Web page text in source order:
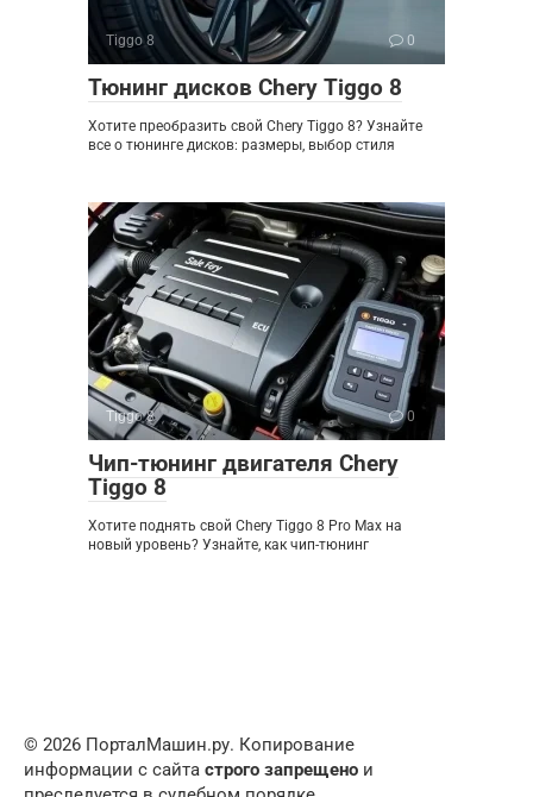
Tiggo 8 0
Тюнинг дисков Chery Tiggo 8
Хотите преобразить свой Chery Tiggo 8? Узнайте
все о тюнинге дисков: размеры, выбор стиля
Tiggo 8 0
Чип-тюнинг двигателя Chery
Tiggo 8
Хотите поднять свой Chery Tiggo 8 Pro Max на
новый уровень? Узнайте, как чип-тюнинг
© 2026 ПорталМашин.ру. Копирование
информации с сайта строго запрещено и